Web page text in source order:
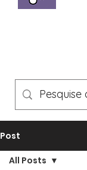
Post
All Posts